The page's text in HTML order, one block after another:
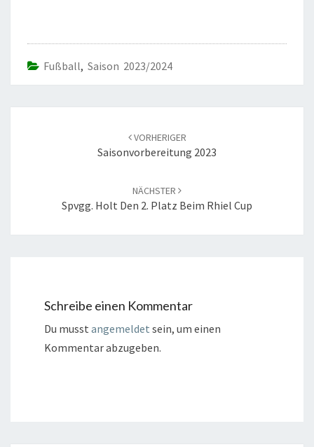
Fußball, Saison 2023/2024
VORHERIGER
Saisonvorbereitung 2023
NÄCHSTER
Spvgg. Holt Den 2. Platz Beim Rhiel Cup
Schreibe einen Kommentar
Du musst angemeldet sein, um einen
Kommentar abzugeben.